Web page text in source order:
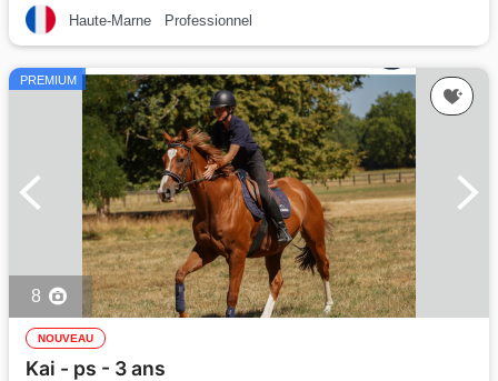
Haute-Marne Professionnel
PREMIUM
8
NOUVEAU
Kai - ps - 3 ans